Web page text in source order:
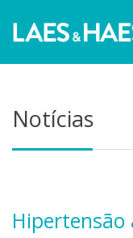
Notícias